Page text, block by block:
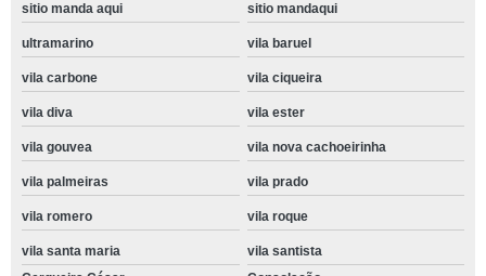
sitio manda aqui sitio mandaqui
ultramarino vila baruel
vila carbone vila ciqueira
vila diva vila ester
vila gouvea vila nova cachoeirinha
vila palmeiras vila prado
vila romero vila roque
vila santa maria
vila santista